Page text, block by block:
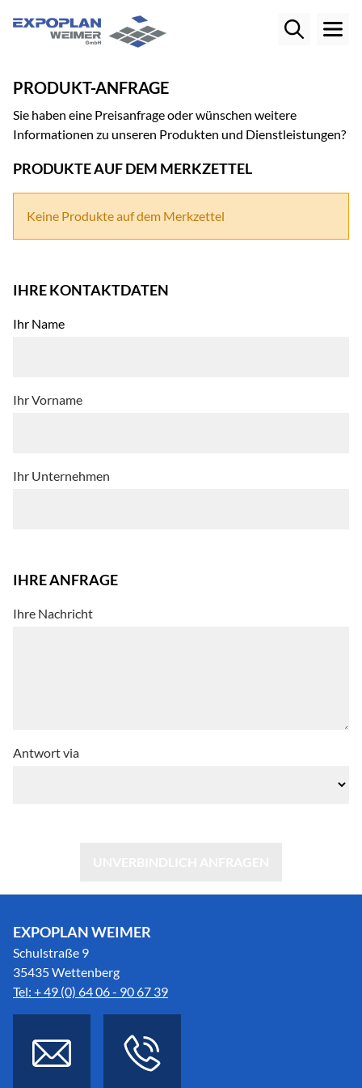
PRODUKT-ANFRAGE
Sie haben eine Preisanfrage oder wünschen weitere
Informationen zu unseren Produkten und Dienstleistungen?
PRODUKTE AUF DEM MERKZETTEL
Keine Produkte auf dem Merkzettel
IHRE KONTAKTDATEN
Ihr Name
Ihr Vorname
Ihr Unternehmen
IHRE ANFRAGE
Ihre Nachricht
Antwort via
EXPOPLAN WEIMER
Schulstraße 9
35435 Wettenberg
Tel: + 49 (0) 64 06 - 90 67 39